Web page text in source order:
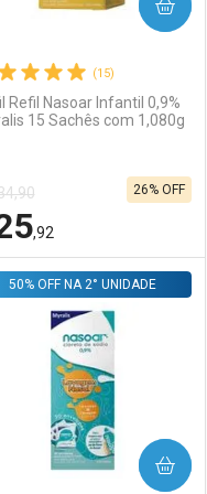
(15)
Refil Nasoar Infantil 0,9%
15 Sachês com 1,080g
,92
26% OFF
COMPRAR
Menos
50% OFF NA 2° UNIDADE
COMPRAR